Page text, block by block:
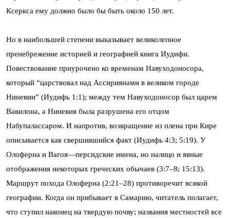
Ксеркса ему должно было бы быть около 150 лет.
Но в наибольшей степени выказывает великолепное
пренебрежение историей и географией книга Иудифи.
Повествование приурочено ко временам Навуходоносора,
который “царствовал над Ассириянами в великом городе
Ниневии” (Иудифь 1:1); между тем Навуходоносор был царем
Вавилона, а Ниневия была разрушена его отцом
Набупалассаром. И напротив, возвращение из плена при Кире
описывается как свершившийся факт (Иудифь 4:3; 5:19). У
Олоферна и Вагоя—персидские имена, но налицо и явные
отображения некоторых греческих обычаев (3:7–8; 15:13).
Маршрут похода Олоферна (2:21–28) противоречит всякой
географии. Когда он прибывает в Самарию, читатель полагает,
что ступил наконец на твердую почву; названия местностей все